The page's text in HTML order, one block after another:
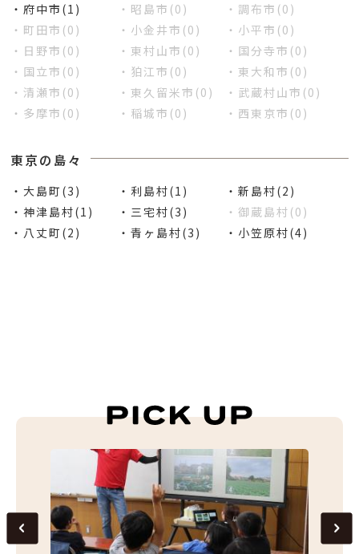
・府中市(1)
・昭島市(0)
・調布市(0)
・町田市(0)
・小金井市(0)
・小平市(0)
・日野市(0)
・東村山市(0)
・国分寺市(0)
・国立市(0)
・狛江市(0)
・東大和市(0)
・清瀬市(0)
・東久留米市(0)
・武蔵村山市(0)
・多摩市(0)
・稲城市(0) ・西東京市(0)
東京の島々
・大島町(3) ・利島村(1)
・新島村(2)
・神津島村(1)
・三宅村(3)
・御蔵島村(0)
・八丈町(2)
・青ヶ島村(3) ・小笠原村(4)